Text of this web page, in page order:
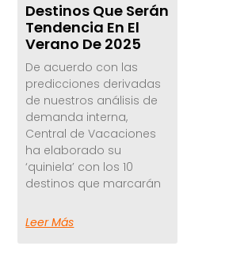
Destinos Que Serán
Tendencia En El
Verano De 2025
De acuerdo con las
predicciones derivadas
de nuestros análisis de
demanda interna,
Central de Vacaciones
ha elaborado su
‘quiniela’ con los 10
destinos que marcarán
Leer Más